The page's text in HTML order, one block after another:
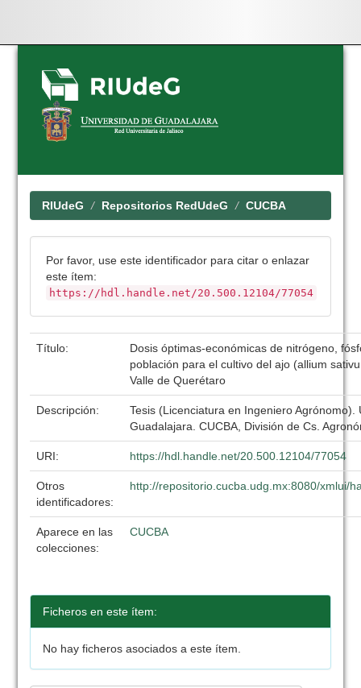
Skip
navigation
RIUdeG Repositorios RedUdeG CUCBA
Por favor, use este identificador para citar o enlazar
este ítem:
https://hdl.handle.net/20.500.12104/77054
Título:
Dosis óptimas-económicas de nitrógeno,
población para el cultivo del ajo (allium
Valle de Querétaro
Descripción:
Tesis (Licenciatura en Ingeniero Agrónomo).
Guadalajara. CUCBA, División de Cs.
URI: https://hdl.handle.net/20.500.12104/77054
Otros
identificadores:
http://repositorio.cucba.udg.mx:8080/xmlui/
Aparece en las
colecciones:
CUCBA
Ficheros en este ítem:
No hay ficheros asociados a este ítem.